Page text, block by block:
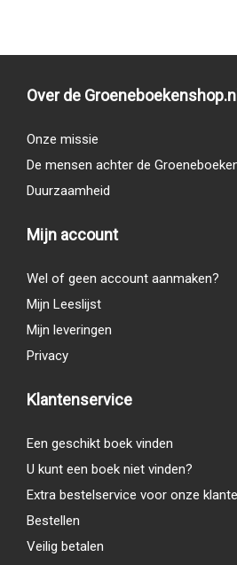
Over de Groeneboekenshop.nl
Onze missie
De mensen achter de
Duurzaamheid
Mijn account
Wel of geen account aanmaken?
Mijn Leeslijst
Mijn leveringen
Privacy
Klantenservice
Een geschikt boek vinden
U kunt een boek niet vinden?
Extra bestelservice voor onze
Bestellen
Veilig betalen